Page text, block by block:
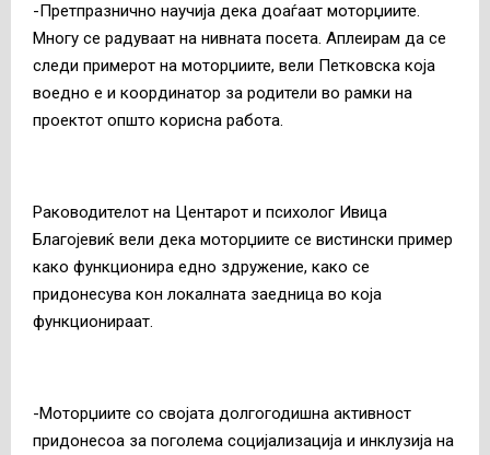
-Претпразнично научија дека доаѓаат моторџиите.
Многу се радуваат на нивната посета. Аплеирам да се
следи примерот на моторџиите, вели Петковска која
воедно е и координатор за родители во рамки на
проектот општо корисна работа.
Раководителот на Центарот и психолог Ивица
Благојевиќ вели дека моторџиите се вистински пример
како функционира едно здружение, како се
придонесува кон локалната заедница во која
функционираат.
-Моторџиите со својата долгогодишна активност
придонесоа за поголема социјализација и инклузија на